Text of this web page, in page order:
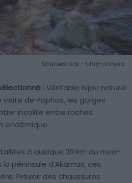
Shutterstock – Uhryn Larysa
:Véritable bijou naturel
de Paphos, les gorges
insolite entre roches
endémique.
à quelque 20 km au nord-
péninsule d’Akamas, ces
Prévoir des chaussures